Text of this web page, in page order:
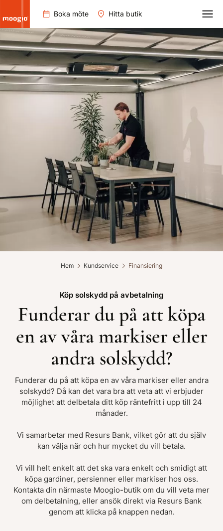
Boka möte Hitta butik
Hem Kundservice Finansiering
Köp solskydd på avbetalning
Funderar du på att köpa
en av våra markiser eller
andra solskydd?
Funderar du på att köpa en av våra markiser eller andra
solskydd? Då kan det vara bra att veta att vi erbjuder
möjlighet att delbetala ditt köp räntefritt i upp till 24
månader.
Vi samarbetar med Resurs Bank, vilket gör att du själv
kan välja när och hur mycket du vill betala.
Vi vill helt enkelt att det ska vara enkelt och smidigt att
köpa gardiner, persienner eller markiser hos oss.
Kontakta din närmaste Moogio-butik om du vill veta mer
om delbetalning, eller ansök direkt via Resurs Bank
genom att klicka på knappen nedan.